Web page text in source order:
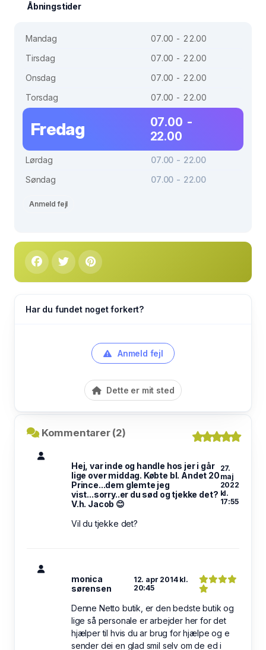
Åbningstider
Mandag
07.00 - 22.00
Tirsdag
07.00 - 22.00
Onsdag
07.00 - 22.00
Torsdag
07.00 - 22.00
Fredag
07.00 -
22.00
Lørdag
07.00 - 22.00
Søndag
07.00 - 22.00
Anmeld fejl
Har du fundet noget forkert?
Anmeld fejl
Dette er mit sted
Kommentarer (2)
Hej, var inde og handle hos jer i går
lige over middag. Købte bl. Andet 20
Prince...dem glemte jeg
vist...sorry..er du sød og tjekke det?
V.h. Jacob 😊
27.
maj
2022
kl.
17:55
Vil du tjekke det?
monica
sørensen
12. apr 2014 kl.
20:45
Denne Netto butik, er den bedste butik og
lige så personale er arbejder her for det
hjælper til hvis du ar brug for hjælpe og e
sender dei en glad smil selv om de ed i